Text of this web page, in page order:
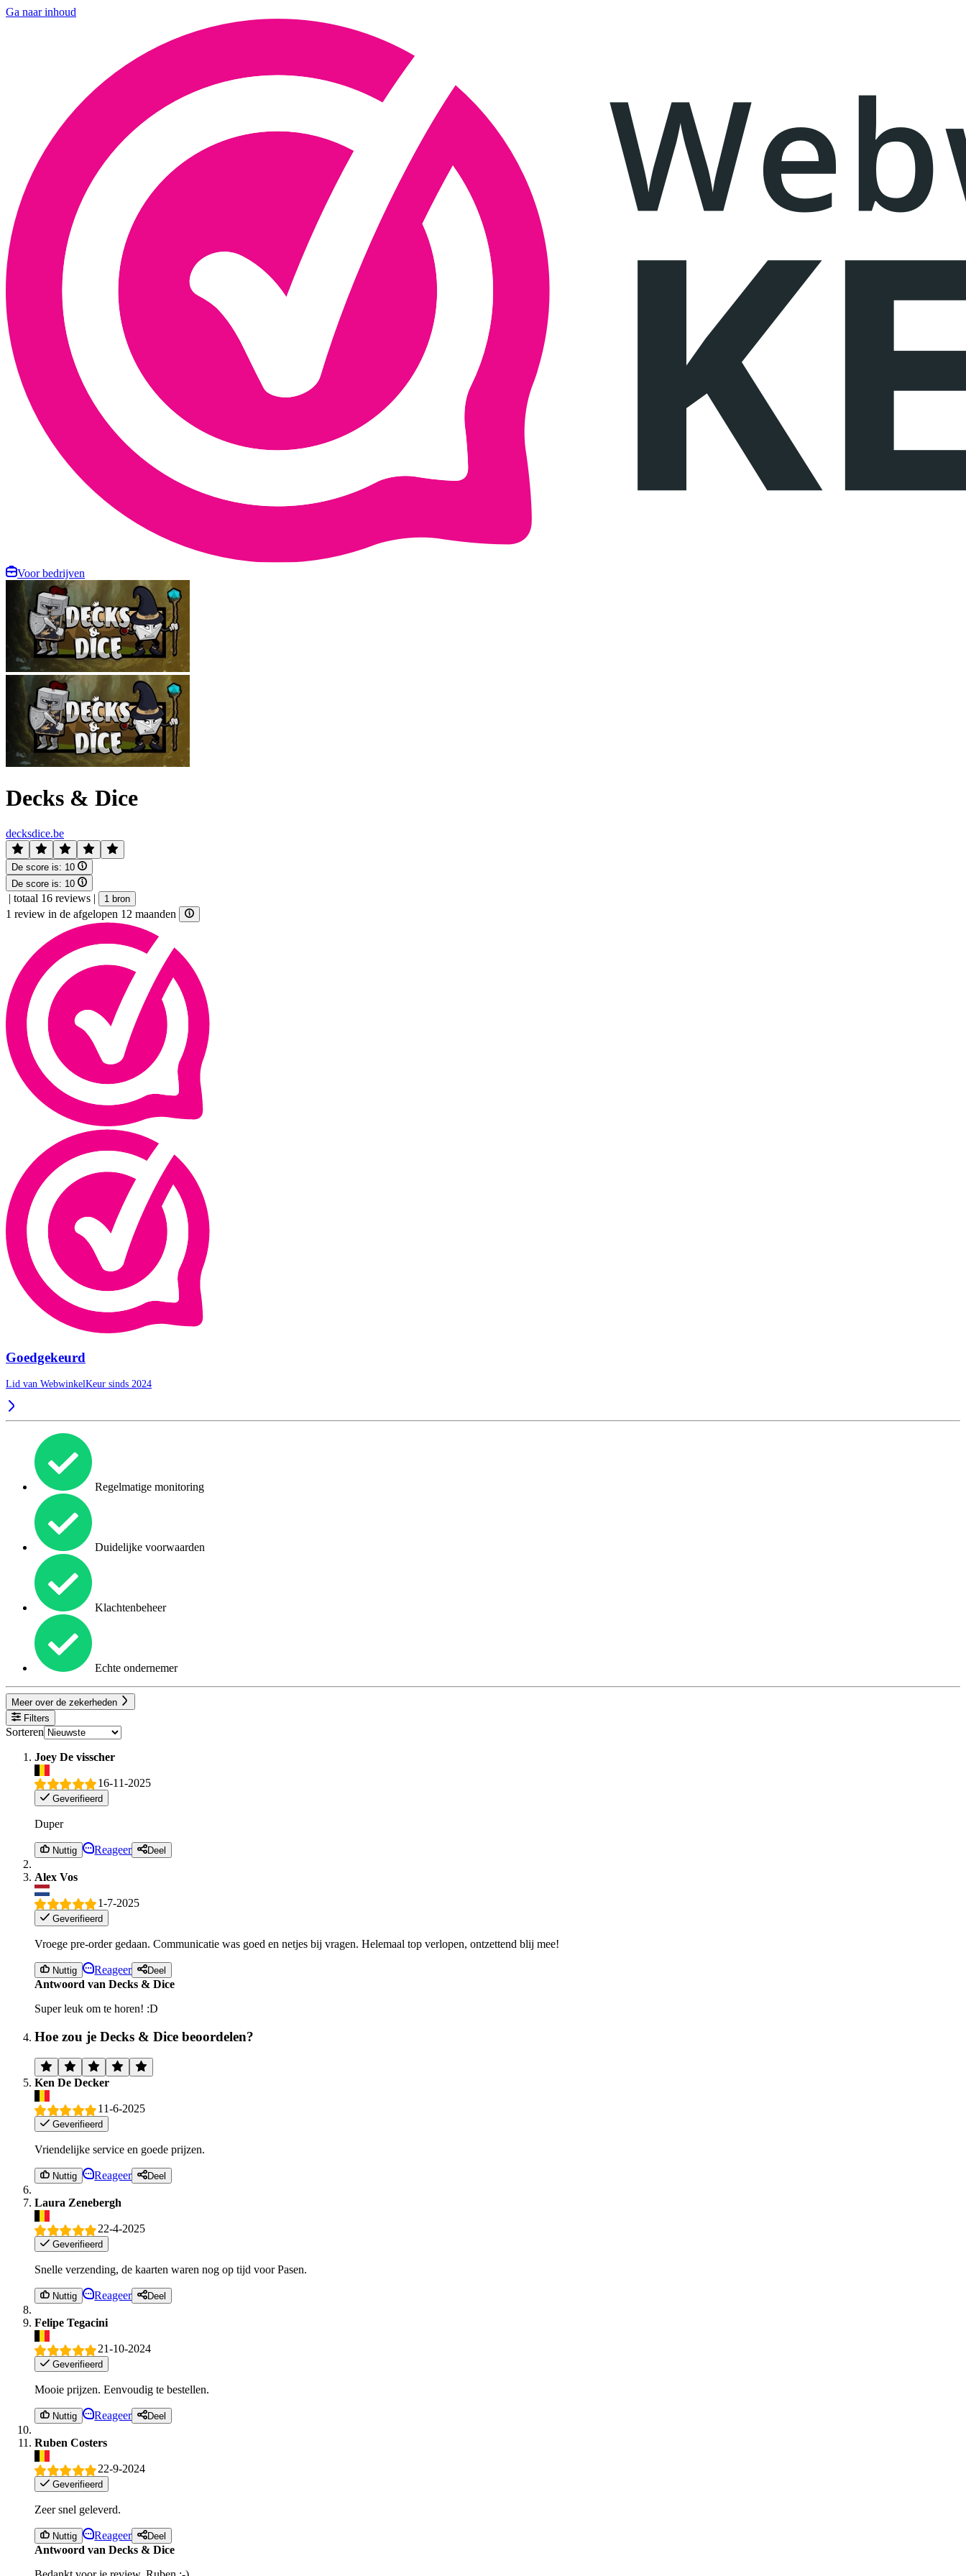
Ga naar inhoud
Voor bedrijven
Decks & Dice
decksdice.be
De score is: 10
De score is: 10
| totaal 16 reviews | 1 bron
1 review in de afgelopen 12 maanden
Goedgekeurd
Lid van WebwinkelKeur sinds 2024
Regelmatige monitoring
Duidelijke voorwaarden
Klachtenbeheer
Echte ondernemer
Meer over de zekerheden
Filters
Sorteren
Joey De visscher
16-11-2025
Geverifieerd
Duper
Nuttig Reageer Deel
Alex Vos
1-7-2025
Geverifieerd
Vroege pre-order gedaan. Communicatie was goed en netjes bij vragen. Helemaal top verlopen, ontzettend blij mee!
Nuttig Reageer Deel
Antwoord van Decks & Dice
Super leuk om te horen! :D
Hoe zou je Decks & Dice beoordelen?
Ken De Decker
11-6-2025
Geverifieerd
Vriendelijke service en goede prijzen.
Nuttig Reageer Deel
Laura Zenebergh
22-4-2025
Geverifieerd
Snelle verzending, de kaarten waren nog op tijd voor Pasen.
Nuttig Reageer Deel
Felipe Tegacini
21-10-2024
Geverifieerd
Mooie prijzen. Eenvoudig te bestellen.
Nuttig Reageer Deel
Ruben Costers
22-9-2024
Geverifieerd
Zeer snel geleverd.
Nuttig Reageer Deel
Antwoord van Decks & Dice